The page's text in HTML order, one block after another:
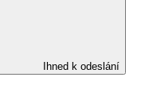
Ihned k odeslání